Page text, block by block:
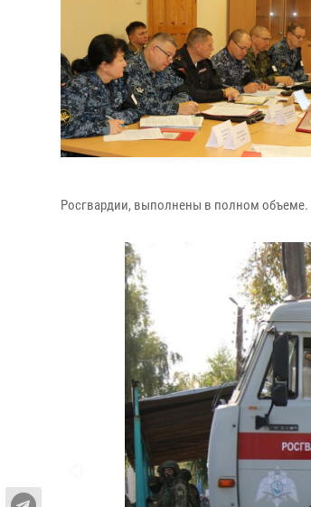
Росгвардии, выполнены в полном объеме.